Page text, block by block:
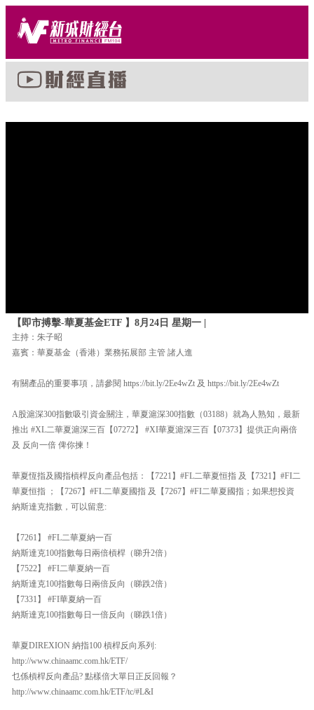
【即市搏擊-華夏基金ETF 】8月24日 星期一 |
主持：朱子昭
嘉賓：華夏基金（香港）業務拓展部 主管 諸人進
有關產品的重要事項，請參閱 https://bit.ly/2Ee4wZt 及 https://bit.ly/2Ee4wZt
A股滬深300指數吸引資金關注，華夏滬深300指數（03188）就為人熟知，最新
推出 #XL二華夏滬深三百【07272】 #XI華夏滬深三百【07373】提供正向兩倍
及 反向一倍 俾你揀！
華夏恆指及國指槓桿反向產品包括：【7221】#FL二華夏恒指 及【7321】#FI二
華夏恒指 ；【7267】#FL二華夏國指 及【7267】#FI二華夏國指；如果想投資
納斯達克指數，可以留意:
【7261】 #FL二華夏納一百
納斯達克100指數每日兩倍槓桿（睇升2倍）
【7522】 #FI二華夏納一百
納斯達克100指數每日兩倍反向（睇跌2倍）
【7331】 #FI華夏納一百
納斯達克100指數每日一倍反向（睇跌1倍）
華夏DIREXION 納指100 槓桿反向系列:
http://www.chinaamc.com.hk/ETF/
乜係槓桿反向產品? 點樣倍大單日正反回報？
http://www.chinaamc.com.hk/ETF/tc/#L&I